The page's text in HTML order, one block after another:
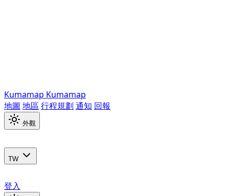
Kumamap Kumamap
地圖 地區 行程規劃 通知 回報
外觀
TW
登入